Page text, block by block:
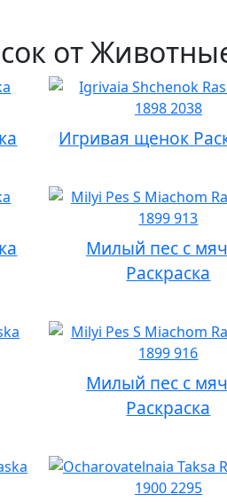
от
Игривая щенок
Милый пес с
Раскраска
Милый пес с
Раскраска